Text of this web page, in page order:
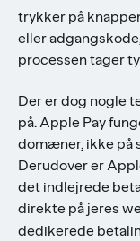
trykker på
eller
processen tager
Der er dog nogle
på. Apple Pay
domæner, ikke på
Derudover er
det indlejrede
direkte på jeres
dedikerede